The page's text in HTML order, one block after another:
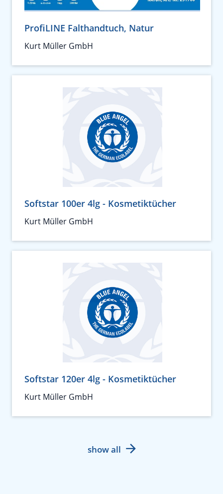
ProfiLINE Falthandtuch, Natur
Kurt Müller GmbH
Softstar 100er 4lg - Kosmetiktücher
Kurt Müller GmbH
Softstar 120er 4lg - Kosmetiktücher
Kurt Müller GmbH
show all